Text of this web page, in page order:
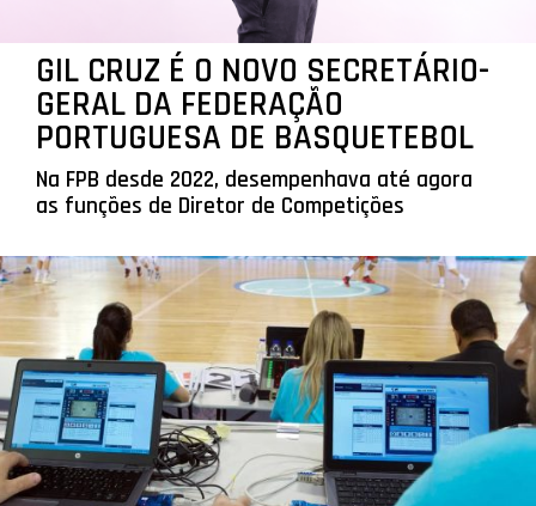
GIL CRUZ É O NOVO SECRETÁRIO-
GERAL DA FEDERAÇÃO
PORTUGUESA DE BASQUETEBOL
Na FPB desde 2022, desempenhava até agora
as funções de Diretor de Competições